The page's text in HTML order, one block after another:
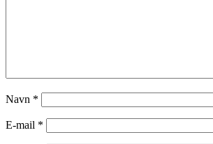
Navn *
E-mail *